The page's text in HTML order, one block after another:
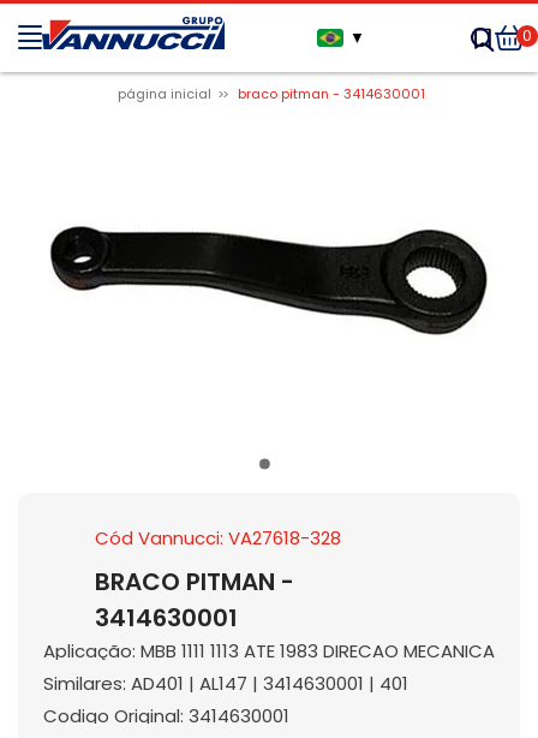
▼ 0
página inicial braco pitman - 3414630001
Cód Vannucci: VA27618-328
BRACO PITMAN -
3414630001
Aplicação: MBB 1111 1113 ATE 1983 DIRECAO MECANICA
Similares: AD401 | AL147 | 3414630001 | 401
Codigo Original: 3414630001